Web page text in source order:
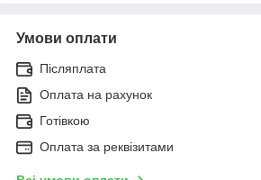
Умови оплати
Післяплата
Оплата на рахунок
Готівкою
Оплата за реквізитами